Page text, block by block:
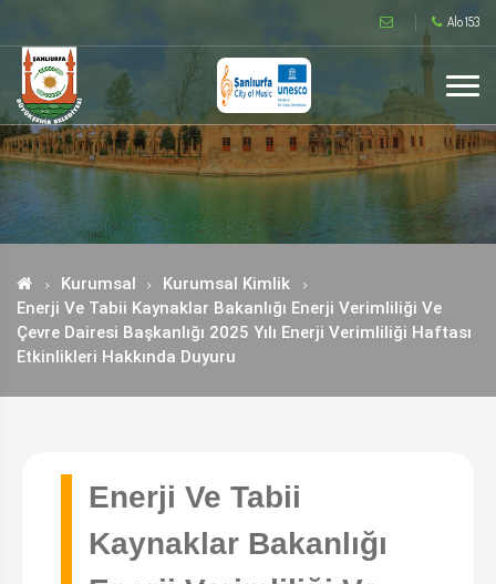
Alo 153
Kurumsal
Kurumsal Kimlik
Enerji Ve Tabii Kaynaklar Bakanlığı Enerji Verimliliği Ve
Çevre Dairesi Başkanlığı 2025 Yılı Enerji Verimliliği Haftası
Etkinlikleri Hakkında Duyuru
Enerji Ve Tabii
Kaynaklar Bakanlığı